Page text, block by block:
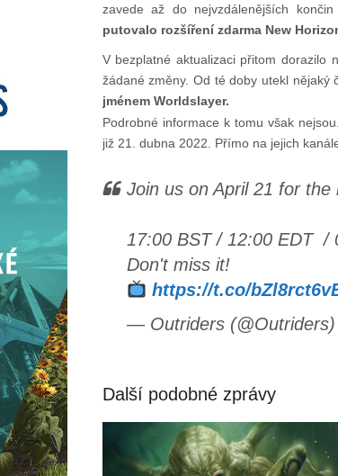
zavede až do nejvzdálenějších
putovalo rozšíření zdarma New
V bezplatné aktualizaci přitom dorazilo
žádané změny. Od té doby utekl nějaký
jménem Worldslayer.
Podrobné informace k tomu však
již 21. dubna 2022. Přímo na jejich
Join us on April 21 for
17:00 BST / 12:00 EDT /
Don't miss it!
https://t.co/
— Outriders (@Outriders)
Další podobné zprávy